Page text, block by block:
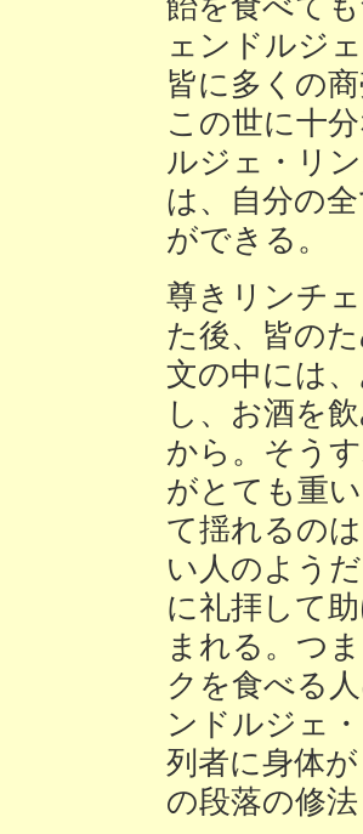
ェンドルジ
皆に多くの
この世に十
ルジェ・リ
は、自分の
ができる。
尊きリンチ
た後、皆の
文の中には
し、お酒を
から。そう
がとても重
て揺れるの
い人のよう
に礼拝して
まれる。つ
クを食べる
ンドルジェ
列者に身体
の段落の修